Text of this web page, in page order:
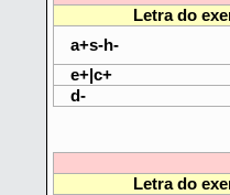
Letra do
a+s-h-
e+|c+
d-
Letra do